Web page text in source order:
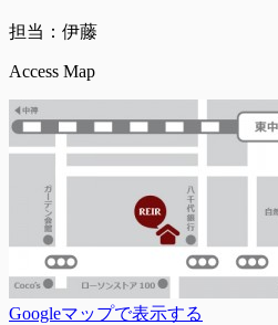
担当：伊藤
Access Map
Googleマップで表示する